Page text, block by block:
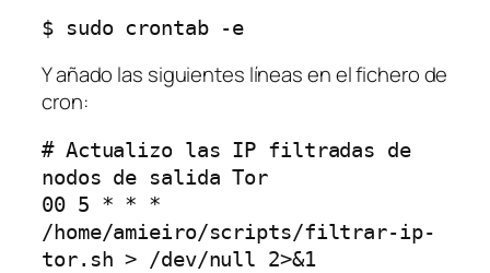
$ sudo crontab -e
Y añado las siguientes líneas en el fichero de
cron:
# Actualizo las IP filtradas de
nodos de salida Tor
00 5 * * *
/home/amieiro/scripts/filtrar-ip-
tor.sh > /dev/null 2>&1